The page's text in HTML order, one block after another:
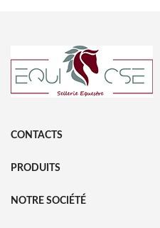
CONTACTS
PRODUITS
NOTRE SOCIÉTÉ